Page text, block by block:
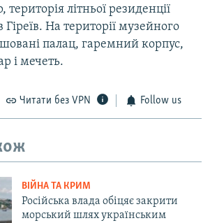
літньої резиденції
На території музейного
палац, гаремний корпус,
і мечеть.
Читати без VPN Follow us
ВІЙНА ТА КРИМ
Російська влада обіцяє закрити
морський шлях українським